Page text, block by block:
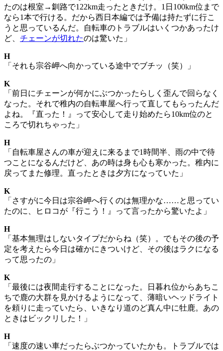
たのは根室→釧路で122km走ったときだけ。1日100km位まで
なら1本で行ける。だから西日本編では予備は持たずに行こ
うと思っているんだ。自転車のトラブルはいくつかあったけ
ど、 チェーンが切れたのは驚いた」
H
「それも宗谷岬へ向かっている途中でブチッ（笑）」
K
「前日にチェーンが何かにぶつかったらしく歪んで回らなく
なった。それで稚内の自転車屋へ行って直してもらったんだ
よね。『直った！』って安心して走り始めたら10km位のと
ころで切れちゃった」
H
「自転車屋さんの車が迎えに来るまで1時間半、雨の中で待
つことになるんだけど、あの時は身も心も寒かった。稚内に
戻ってまた修理。直ったときは夕方になっていた」
K
「さすがに今日は宗谷岬へ行くのは無理かな……と思ってい
たのに、ヒロコが『行こう！』って言ったから驚いたよ」
H
「基本無理はしないタイプだからね（笑）。でもその後の予
定を考えたら今日は確かにきついけど、その後はラクになる
って思ったの」
K
「最後には夜間走行することになった。日暮れ位からあちこ
ちで鹿の大群を見かけるようになって、薄暗いヘッドライト
を頼りに走っていたら、いきなり道のど真ん中に牡鹿。あの
ときはビックリした！」
H
「速度の速い車だったらぶつかっていたかも。トラブルでは